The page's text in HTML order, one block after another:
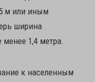
м или иным
ширина
1,4 метра.
к населенным